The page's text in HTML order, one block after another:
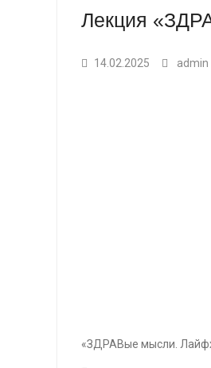
Лекция
14.02.2025 admin
«ЗДРАВые мысли.